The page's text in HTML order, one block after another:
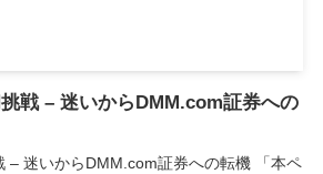
戦 – 迷いからDMM.com証券への
– 迷いからDMM.com証券への転機 「本ペ